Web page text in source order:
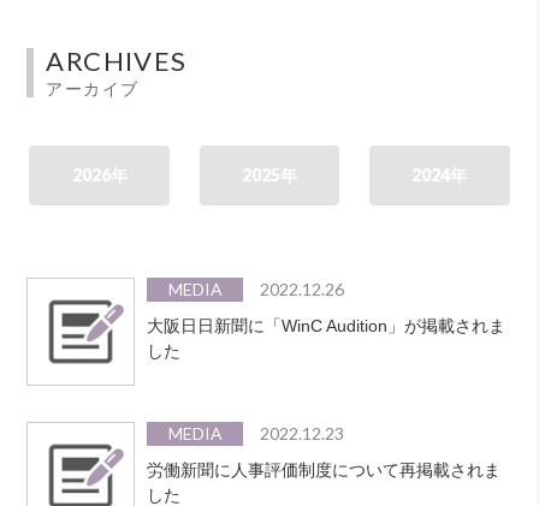
ARCHIVES
アーカイブ
2026年 2025年 2024年
MEDIA 2022.12.26
大阪日日新聞に「WinC Audition」が掲載されま
した
MEDIA 2022.12.23
労働新聞に人事評価制度について再掲載されま
した